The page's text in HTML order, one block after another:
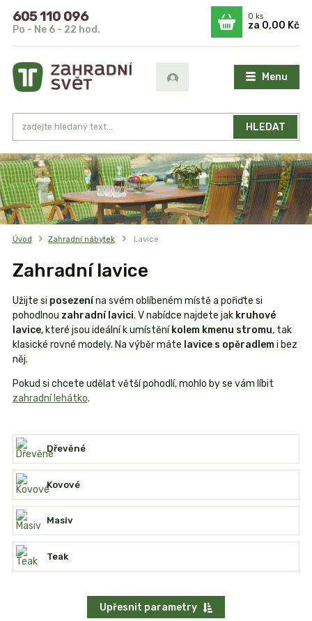
Menu
HLEDAT
605 110 096
Po - Ne 6 - 22 hod.
0ks
za 0,00 Kč
Úvod Zahradní nábytek Lavice
Zahradní lavice
Užijte si posezenína svém oblíbeném místě a pořiďte si
pohodlnou zahradní lavici. V nabídce najdete jak kruhové
lavice, které jsou ideální k umístěníkolem kmenu stromu, tak
klasické rovné modely. Na výběr máte lavice s opěradlemi bez
něj.
Pokud si chcete udělat větší pohodlí, mohlo by se vám líbit
zahradní lehátko.
Dřevěné
Kovové
Masiv
Teak
Upřesnit parametry